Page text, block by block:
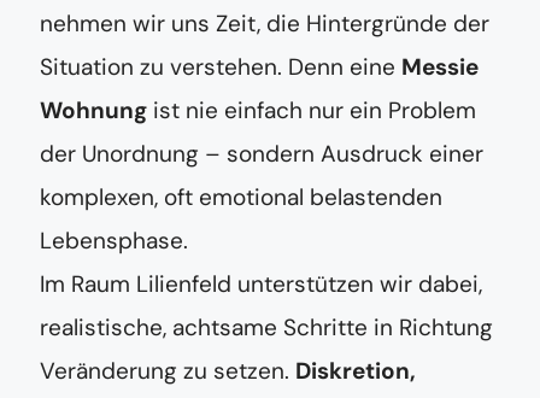
nehmen wir uns Zeit, die Hintergründe der
Situation zu verstehen. Denn eine Messie
Wohnung ist nie einfach nur ein Problem
der Unordnung – sondern Ausdruck einer
komplexen, oft emotional belastenden
Lebensphase.
Im Raum Lilienfeld unterstützen wir dabei,
realistische, achtsame Schritte in Richtung
Veränderung zu setzen. Diskretion,